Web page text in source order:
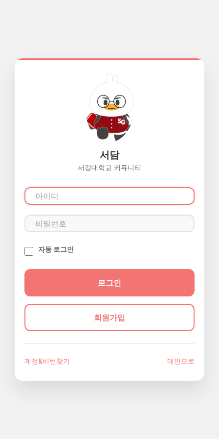
서담
서강대학교 커뮤니티
자동 로그인
회원가입
계정&비번찾기 메인으로